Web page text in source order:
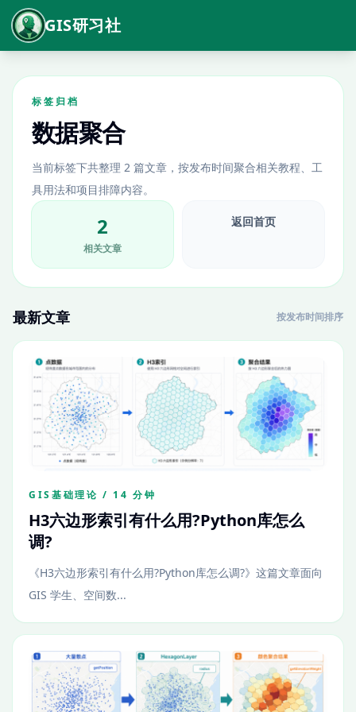
GIS研习社
标签归档
数据聚合
当前标签下共整理 2 篇文章，按发布时间聚合相关教程、工
具用法和项目排障内容。
2
相关文章
返回首页
最新文章 按发布时间排序
GIS基础理论 / 14 分钟
H3六边形索引有什么用?Python库怎么
调?
《H3六边形索引有什么用?Python库怎么调?》这篇文章面向
GIS 学生、空间数...